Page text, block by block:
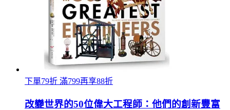
下單79折 滿799再享88折
改變世界的50位偉大工程師：他們的創新豐富